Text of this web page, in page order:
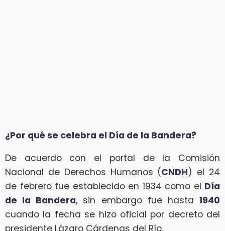
¿Por qué se celebra el Día de la Bandera?
De acuerdo con el portal de la Comisión
Nacional de Derechos Humanos (CNDH) el 24
de febrero fue establecido en 1934 como el Día
de la Bandera, sin embargo fue hasta1940
cuando la fecha se hizo oficial por decreto del